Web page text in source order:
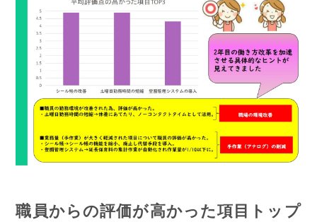
職員からの評価が高かった項目トップ